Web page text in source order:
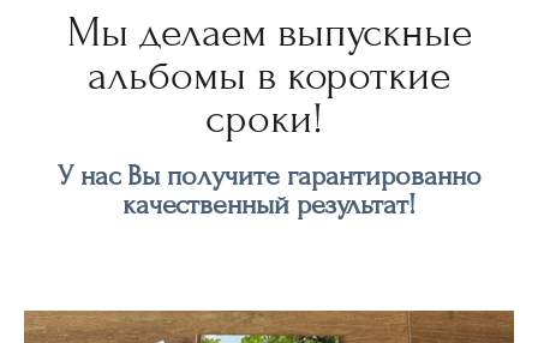
Мы делаем выпускные
альбомы в короткие
сроки!
У нас Вы получите гарантированно
качественный результат!